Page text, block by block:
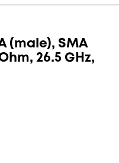
(male), SMA
26.5 GHz,